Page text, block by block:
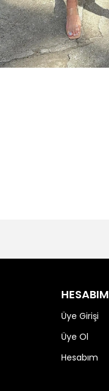
HESABIM
Üye Girişi
Üye Ol
Hesabım